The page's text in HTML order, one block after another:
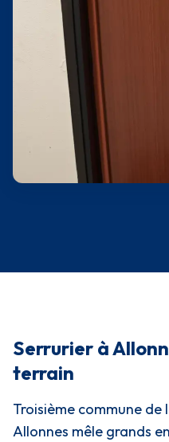
Serrurier à
terrain
Troisième commune de
Allonnes mêle grands